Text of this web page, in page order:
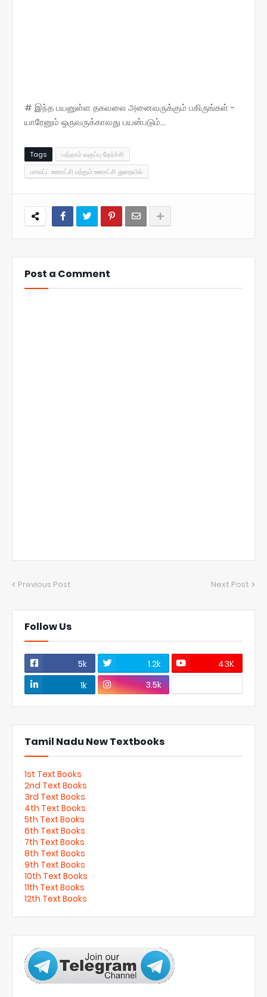
# இந்த பயனுள்ள தகவலை அனைவருக்கும் பகிருங்கள் -
யாரேனும் ஒருவருக்காவது பயன்படும்...
Tags
பத்தாம் வகுப்பு தேர்ச்சி
மாவட்ட ஊராட்சி மற்றும் ஊராட்சி துறையில்
Post a Comment
Previous Post Next Post
Follow Us
5k 1.2k
43K
1k
3.5k
Tamil Nadu New Textbooks
1st Text Books
2nd Text Books
3rd Text Books
4th Text Books
5th Text Books
6th Text Books
7th Text Books
8th Text Books
9th Text Books
10th Text Books
11th Text Books
12th Text Books